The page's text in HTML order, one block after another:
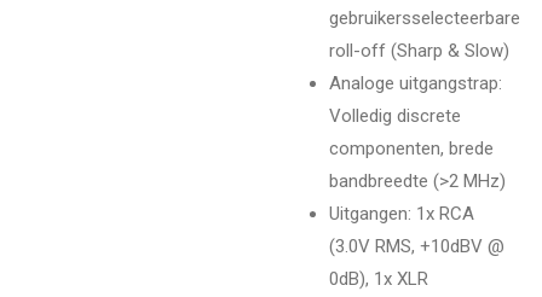
gebruikersselecteerbare
roll-off (Sharp & Slow)
Analoge uitgangstrap:
Volledig discrete
componenten, brede
bandbreedte (>2 MHz)
Uitgangen: 1x RCA
(3.0V RMS, +10dBV @
0dB), 1x XLR